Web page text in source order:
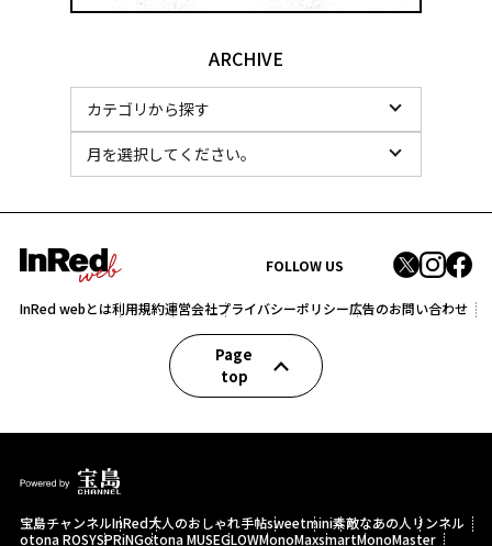
ARCHIVE
FOLLOW US
InRed webとは利用規約運営会社プライバシーポリシー広告のお問い合わせ
Page
top
宝島チャンネルInRed大人のおしゃれ手帖sweetmini素敵なあの人 リンネル
otona ROSYSPRiNGotona MUSEGLOWMonoMaxsmartMonoMaster